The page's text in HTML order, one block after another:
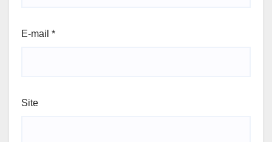
E-mail *
Site